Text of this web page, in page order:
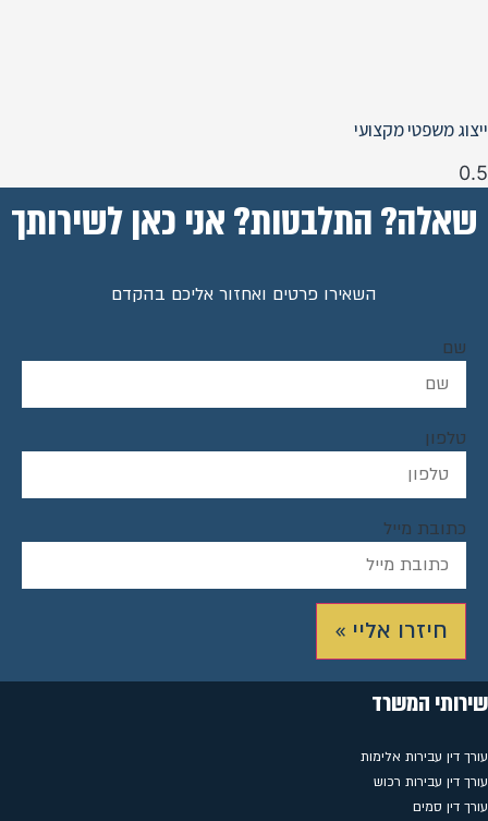
ייצוג משפטי מקצועי
שאלה? התלבטות? אני כאן לשירותך
השאירו פרטים ואחזור אליכם בהקדם
שם
טלפון
כתובת מייל
חיזרו אליי »
שירותי המשרד
עורך דין עבירות אלימות
עורך דין עבירות רכוש
עורך דין סמים